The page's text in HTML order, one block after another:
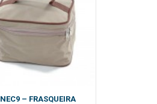
NEC9 – FRASQUEIRA